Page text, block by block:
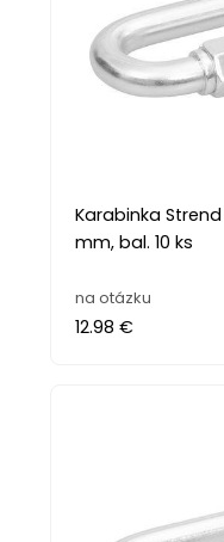
Karabinka
mm, bal. 10 ks
na otázku
12.98 €